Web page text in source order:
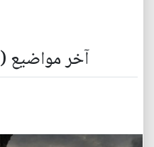
آخر مواضيع (